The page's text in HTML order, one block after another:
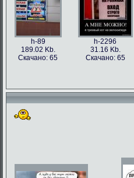
h-89
189.02 Kb.
Скачано: 65
h-2296
31.16 Kb.
Скачано: 65